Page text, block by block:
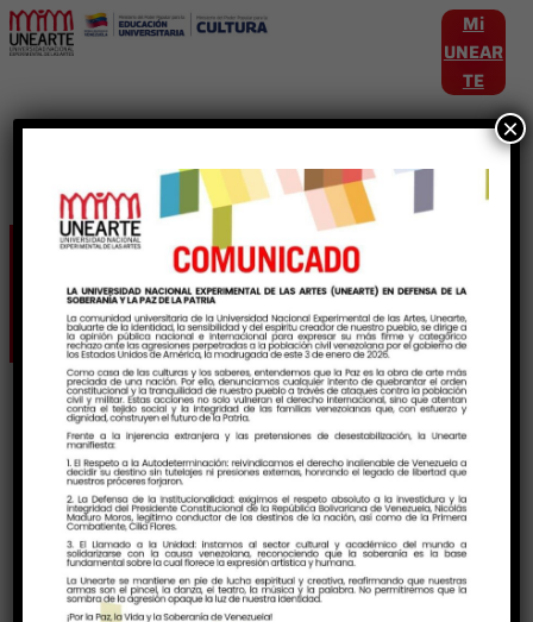
Mi
UNEAR
TE
Etiqueta:CursosIntensivos
×